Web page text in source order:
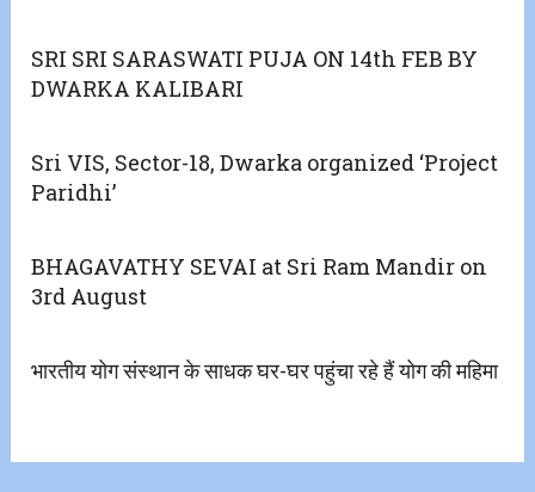
SRI SRI SARASWATI PUJA ON 14th FEB BY
DWARKA KALIBARI
Sri VIS, Sector-18, Dwarka organized ‘Project
Paridhi’
BHAGAVATHY SEVAI at Sri Ram Mandir on
3rd August
भारतीय योग संस्थान के साधक घर-घर पहुंचा रहे हैं योग की महिमा